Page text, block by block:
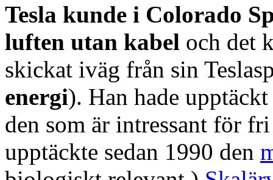
Tesla kunde i Colorado
luften utan kabel och det
skickat iväg från sin
energi). Han hade
den som är intressant för
upptäckte sedan 1990 den